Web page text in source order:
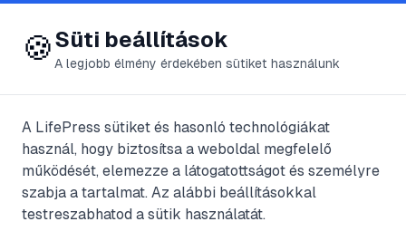
😍 LifePress
🏷️#ciklus
4cikk található ezzel a címkével
🍪Süti beállítások
A legjobb élmény érdekében sütiket használunk
A LifePress sütiket és hasonló technológiákat
használ, hogy biztosítsa a weboldal megfelelő
működését, elemezze a látogatottságot és személyre
szabja a tartalmat. Az alábbi beállításokkal
testreszabhatod a sütik használatát.